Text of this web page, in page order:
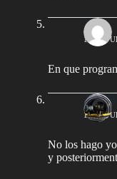
Josele
11
En que
11
No los hago
y